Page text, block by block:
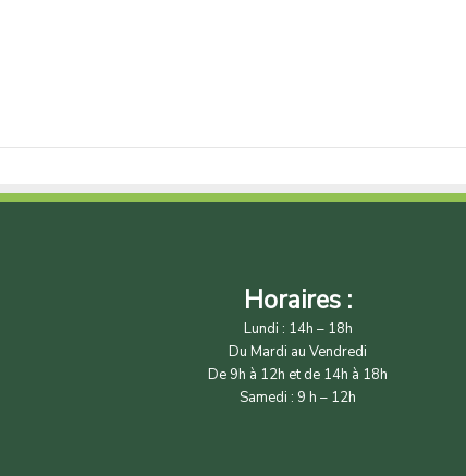
Horaires :
Lundi : 14h – 18h
Du Mardi au Vendredi
De 9h à 12h et de 14h à 18h
Samedi : 9 h – 12h